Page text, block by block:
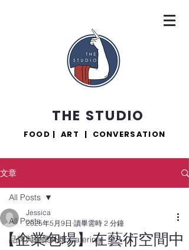
THE STUDIO
FOOD | ART | CONVERSATION
文章
All Posts
品牌與企業外燴 Catering
All Posts
【企業包場】在藝術空間中
Jessica
2025年5月9日 讀畢需時 2 分鐘